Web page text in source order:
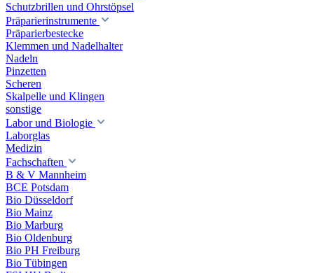
Schutzbrillen und Ohrstöpsel
Präparierinstrumente
Präparierbestecke
Klemmen und Nadelhalter
Nadeln
Pinzetten
Scheren
Skalpelle und Klingen
sonstige
Labor und Biologie
Laborglas
Medizin
Fachschaften
B & V Mannheim
BCE Potsdam
Bio Düsseldorf
Bio Mainz
Bio Marburg
Bio Oldenburg
Bio PH Freiburg
Bio Tübingen